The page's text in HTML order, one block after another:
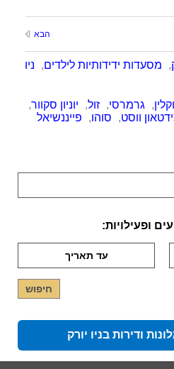
הבא
, מסעדות ידידותיות לילדים,
ניו
, גרמרסי, זול, יוניון סקוור,
ווסט, סוהו,
פייננשיאל
ופעילויות:
ודירות בניו יורק